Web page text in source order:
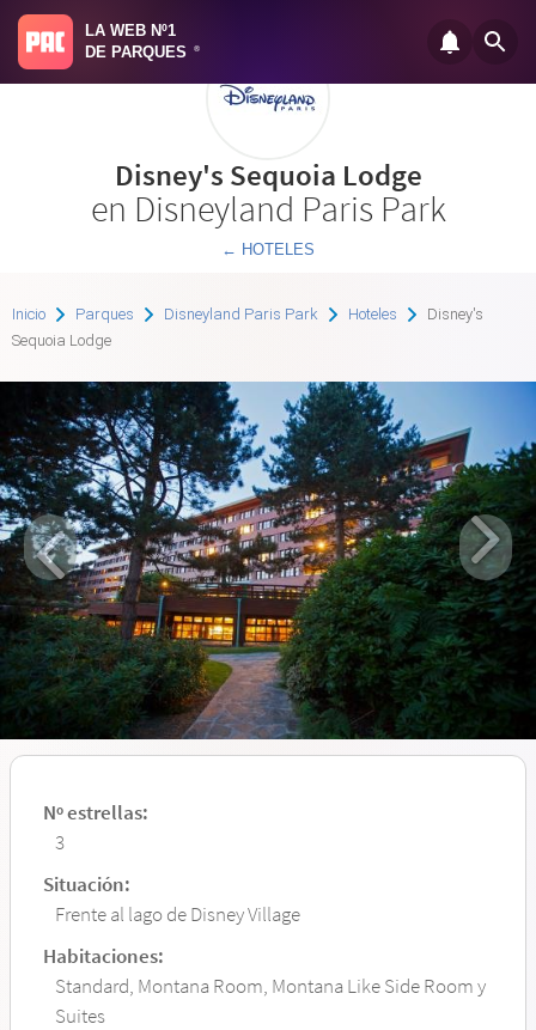
LA WEB Nº1
DE PARQUES
®
Disney's Sequoia Lodge
en Disneyland Paris Park
← HOTELES
Inicio Parques Disneyland Paris Park Hoteles
Disney's
Sequoia Lodge
Nº estrellas:
3
Situación:
Frente al lago de Disney Village
Habitaciones:
Standard, Montana Room, Montana Like Side Room y
Suites